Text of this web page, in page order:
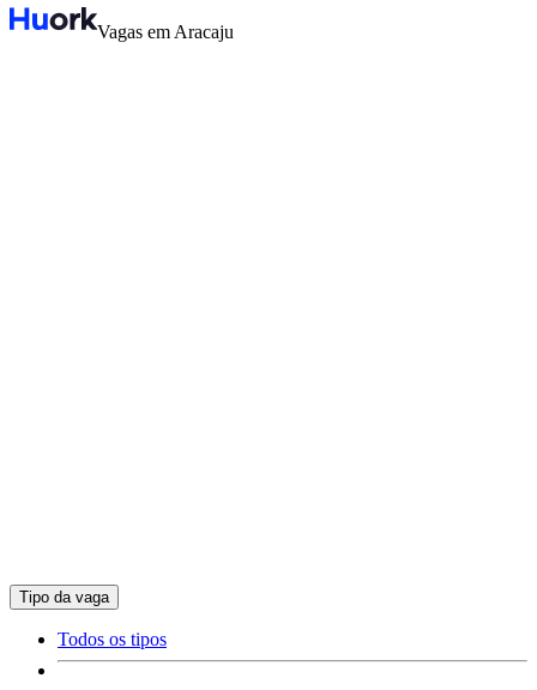
Vagas em Aracaju
Tipo da vaga
Todos os tipos